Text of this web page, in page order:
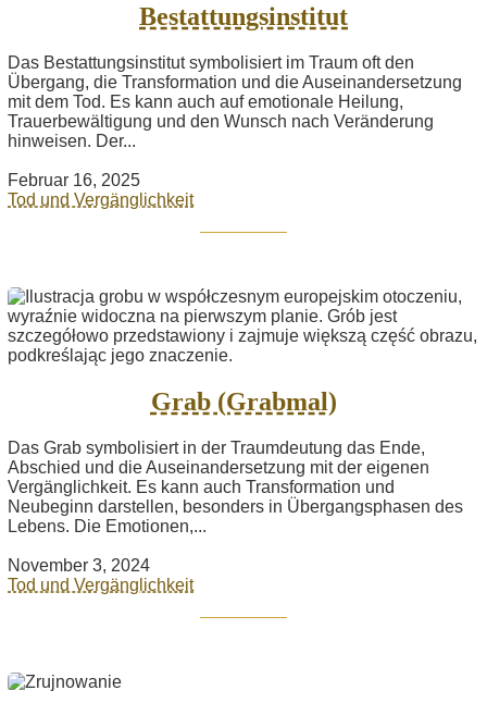
Bestattungsinstitut
Das Bestattungsinstitut symbolisiert im Traum oft den
Übergang, die Transformation und die Auseinandersetzung
mit dem Tod. Es kann auch auf emotionale Heilung,
Trauerbewältigung und den Wunsch nach Veränderung
hinweisen. Der...
Februar 16, 2025
Tod und Vergänglichkeit
Grab (Grabmal)
Das Grab symbolisiert in der Traumdeutung das Ende,
Abschied und die Auseinandersetzung mit der eigenen
Vergänglichkeit. Es kann auch Transformation und
Neubeginn darstellen, besonders in Übergangsphasen des
Lebens. Die Emotionen,...
November 3, 2024
Tod und Vergänglichkeit